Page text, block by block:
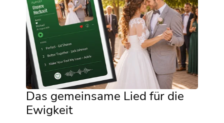
Das gemeinsame Lied für die
Ewigkeit